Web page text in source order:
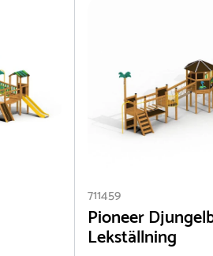
711459
Pioneer
Lekställning